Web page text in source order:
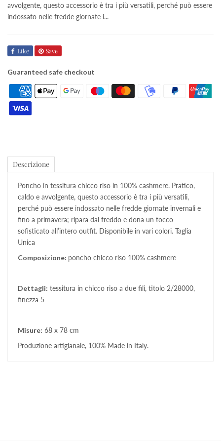
avvolgente, questo accessorio è tra i più versatili, perché può essere
indossato nelle fredde giornate i...
Like Save
Guaranteed safe checkout
Descrizione
Poncho in tessitura chicco riso in 100% cashmere. Pratico,
caldo e avvolgente, questo accessorio è tra i più versatili,
perché può essere indossato nelle fredde giornate invernali e
fino a primavera; ripara dal freddo e dona un tocco
sofisticato all’intero outfit. Disponibile in vari colori. Taglia
Unica
Composizione: poncho chicco riso 100% cashmere
Dettagli: tessitura in chicco riso a due fili, titolo 2/28000,
finezza 5
Misure: 68 x 78 cm
Produzione artigianale, 100% Made in Italy.